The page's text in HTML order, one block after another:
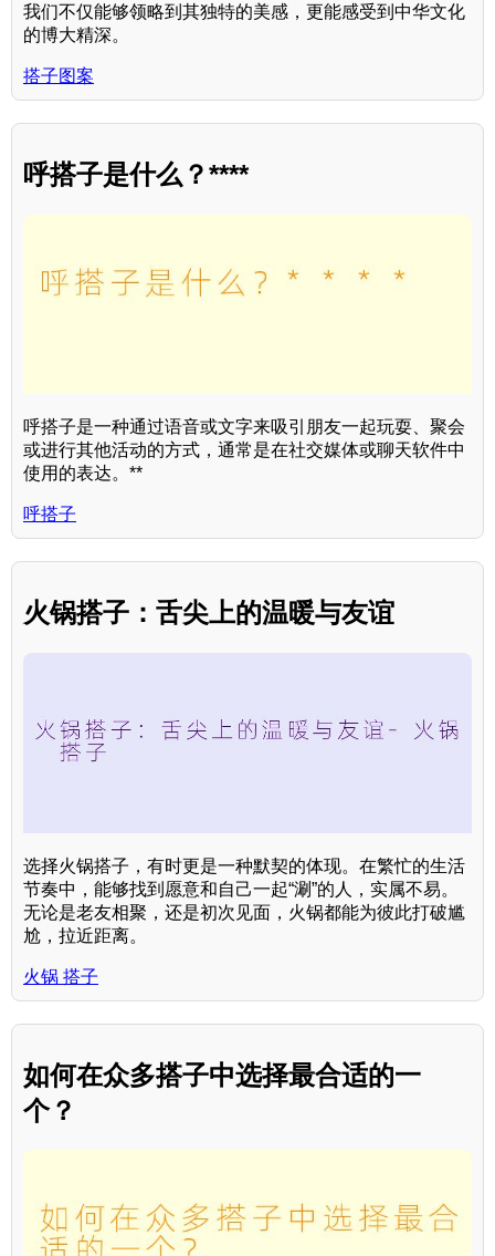
我们不仅能够领略到其独特的美感，更能感受到中华文化
的博大精深。
搭子图案
呼搭子是什么？****
呼搭子是一种通过语音或文字来吸引朋友一起玩耍、聚会
或进行其他活动的方式，通常是在社交媒体或聊天软件中
使用的表达。**
呼搭子
火锅搭子：舌尖上的温暖与友谊
选择火锅搭子，有时更是一种默契的体现。在繁忙的生活
节奏中，能够找到愿意和自己一起“涮”的人，实属不易。
无论是老友相聚，还是初次见面，火锅都能为彼此打破尴
尬，拉近距离。
火锅 搭子
如何在众多搭子中选择最合适的一
个？